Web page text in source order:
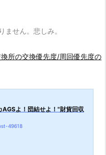
ません。悲しみ。
所の交換優先度/周回優先度の
よ！団結せよ！"財貨回収
49618